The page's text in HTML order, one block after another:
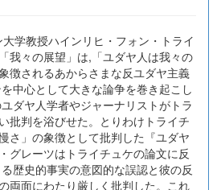
学教授ハインリヒ・フォン・トライ
我々の展望」は,「ユダヤ人は我々の
徴されるあからさまな反ユダヤ主義
中心として大きな論争を巻き起こし
ダヤ人学者やジャーナリストがトラ
批判を浴びせた。とりわけトライチ
さ」の象徴として批判した『ユダヤ
グレーツはトライチュケの論文に反
歴史的事実の意図的な誤認と彼の反
両面にわたり厳しく批判した。これ